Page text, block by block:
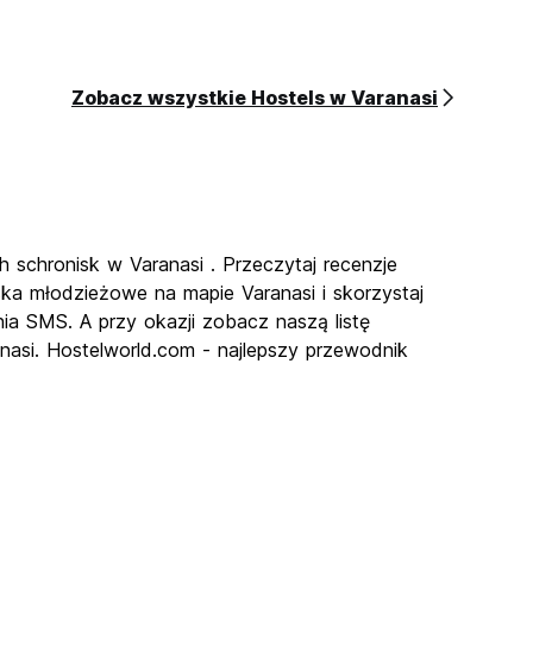
Zobacz wszystkie Hostels w Varanasi
schronisk w Varanasi . Przeczytaj recenzje
młodzieżowe na mapie Varanasi i skorzystaj
SMS. A przy okazji zobacz naszą listę
Hostelworld.com - najlepszy przewodnik